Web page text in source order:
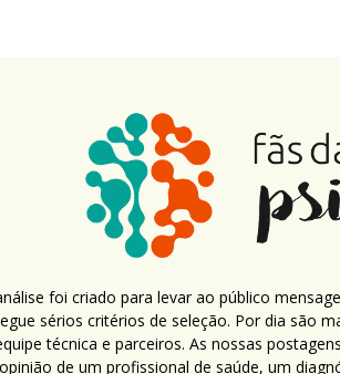
foi criado para levar ao público
sérios critérios de seleção. Por dia são
técnica e parceiros. As nossas
opinião de um profissional de saúde, um